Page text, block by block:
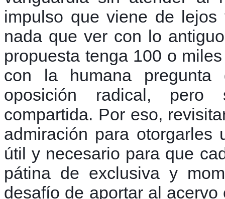
impulso que viene de
nada que ver con lo
propuesta tenga 100 o
con la humana
oposición radical, pero
compartida. Por eso,
admiración para
útil y necesario para que
pátina de exclusiva y
desafío de aportar al